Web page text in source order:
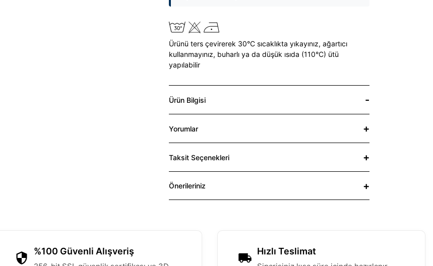
Ürünü ters çevirerek 30°C sıcaklıkta yıkayınız, ağartıcı
kullanmayınız, buharlı ya da düşük ısıda (110°C) ütü
yapılabilir
Ürün Bilgisi
Yorumlar
Taksit Seçenekleri
Önerileriniz
%100 Güvenli Alışveriş Hızlı Teslimat